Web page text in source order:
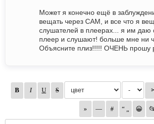
Может я конечно ещё в
вещать через САМ, и все что я
слушателей в плеерах... я им даю
плеер и слушают! больше мне ни
Объясните плиз!!!!! ОЧЕНЬ прошу